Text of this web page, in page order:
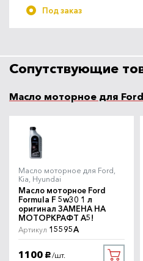
Под заказ
Сопутствующие
Масло моторное для
Масло моторное для Ford,
Kia, Hyundai
Масло моторное Ford
Formula F 5w30 1 л
оригинал ЗАМЕНА НА
МОТОРКРАФТ A5!
Артикул 15595A
1100 руб. /шт.